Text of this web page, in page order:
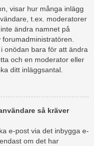
visar hur många inlägg
t.ex. moderatorer
ändra namnet på
onödan bara för att ändra
och en moderator eller
ditt inläggsantal.
så kräver
e-post via det inbygga e-
om det har